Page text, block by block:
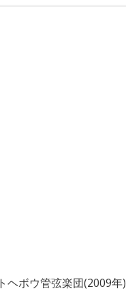
ボウ管弦楽団(2009年)